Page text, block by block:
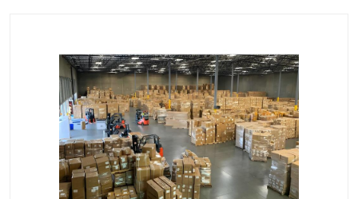
中俄铁路班列 中欧班列进口红酒啤酒
蓉欧班列进口机械设备 马来西亚物流
东南亚铁路 铁路出口拼箱/整柜
中俄班列莫斯科